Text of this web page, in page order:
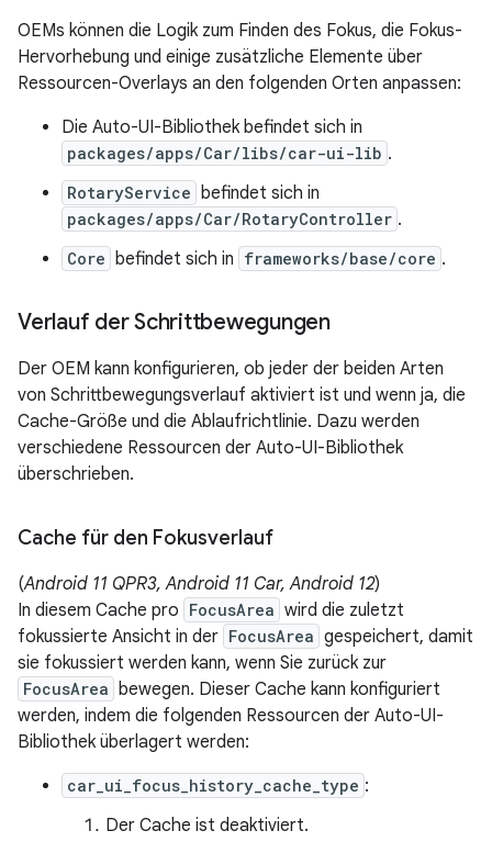
OEMs können die Logik zum Finden des Fokus, die Fokus-
Hervorhebung und einige zusätzliche Elemente über
Ressourcen-Overlays an den folgenden Orten anpassen:
Die Auto-UI-Bibliothek befindet sich in
packages/apps/Car/libs/car-ui-lib .
RotaryService befindet sich in
packages/apps/Car/RotaryController .
Core befindet sich in frameworks/base/core .
Verlauf der Schrittbewegungen
Der OEM kann konfigurieren, ob jeder der beiden Arten
von Schrittbewegungsverlauf aktiviert ist und wenn ja, die
Cache-Größe und die Ablaufrichtlinie. Dazu werden
verschiedene Ressourcen der Auto-UI-Bibliothek
überschrieben.
Cache für den Fokusverlauf
(Android 11 QPR3, Android 11 Car, Android 12)
In diesem Cache pro FocusArea wird die zuletzt
fokussierte Ansicht in der FocusArea gespeichert, damit
sie fokussiert werden kann, wenn Sie zurück zur
FocusArea bewegen. Dieser Cache kann konfiguriert
werden, indem die folgenden Ressourcen der Auto-UI-
Bibliothek überlagert werden:
car_ui_focus_history_cache_type :
Der Cache ist deaktiviert.